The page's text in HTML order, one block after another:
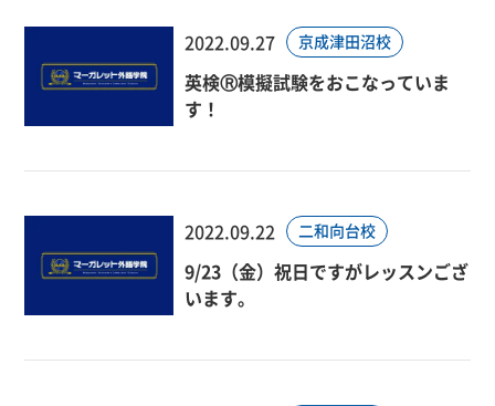
2022.09.27 京成津田沼校
英検Ⓡ模擬試験をおこなっていま
す！
2022.09.22 二和向台校
9/23（金）祝日ですがレッスンござ
います。